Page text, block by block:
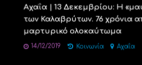
Αχαΐα | 13 Δεκεμβρίου: Η
των Καλαβρύτων. 76 χρόνια
μαρτυρικό ολοκαύτωμα
14/12/2019 Κοινωνία Αχαΐα